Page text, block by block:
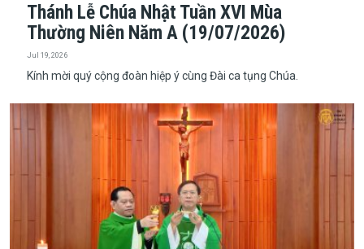
Thánh Lễ Chúa Nhật Tuần XVI Mùa
Thường Niên Năm A (19/07/2026)
Jul 19, 2026
Kính mời quý cộng đoàn hiệp ý cùng Đài ca tụng Chúa.